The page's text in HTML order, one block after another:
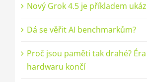
Nový Grok 4.5 je příkladem
Dá se věřit AI benchmarkům?
Proč jsou paměti tak drahé?
hardwaru končí